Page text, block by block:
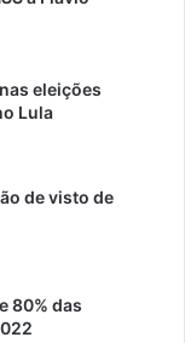
eleições
Lula
de visto de
80% das